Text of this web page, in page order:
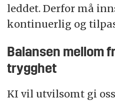
leddet. Derfor må
kontinuerlig og
Balansen mellom
trygghet
KI vil utvilsomt gi